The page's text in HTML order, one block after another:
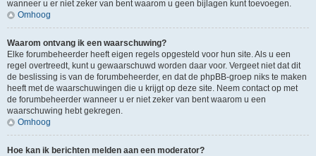
wanneer u er niet zeker van bent waarom u geen bijlagen kunt toevoegen.
Omhoog
Waarom ontvang ik een waarschuwing?
Elke forumbeheerder heeft eigen regels opgesteld voor hun site. Als u een
regel overtreedt, kunt u gewaarschuwd worden daar voor. Vergeet niet dat dit
de beslissing is van de forumbeheerder, en dat de phpBB-groep niks te maken
heeft met de waarschuwingen die u krijgt op deze site. Neem contact op met
de forumbeheerder wanneer u er niet zeker van bent waarom u een
waarschuwing hebt gekregen.
Omhoog
Hoe kan ik berichten melden aan een moderator?